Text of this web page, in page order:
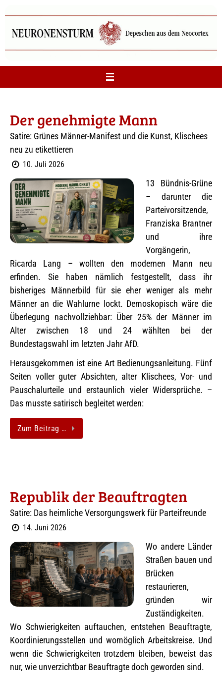
springen
Der genehmigte Mann
Satire: Grünes Männer-Manifest und die Kunst, Klischees
neu zu etikettieren
10. Juli 2026
13 Bündnis-Grüne
– darunter die
Parteivorsitzende,
Franziska Brantner
und ihre
Vorgängerin,
Ricarda Lang – wollten den modernen Mann neu
erfinden. Sie haben nämlich festgestellt, dass ihr
bisheriges Männerbild für sie eher weniger als mehr
Männer an die Wahlurne lockt. Demoskopisch wäre die
Überlegung nachvollziehbar: Über 25% der Männer im
Alter zwischen 18 und 24 wählten bei der
Bundestagswahl im letzten Jahr AfD.
Herausgekommen ist eine Art Bedienungsanleitung. Fünf
Seiten voller guter Absichten, alter Klischees, Vor- und
Pauschalurteile und erstaunlich vieler Widersprüche. –
Das musste satirisch begleitet werden:
Zum Beitrag …
Republik der Beauftragten
Satire: Das heimliche Versorgungswerk für Parteifreunde
14. Juni 2026
Wo andere Länder
Straßen bauen und
Brücken
restaurieren,
gründen wir
Zuständigkeiten.
Wo Schwierigkeiten auftauchen, entstehen Beauftragte,
Koordinierungsstellen und womöglich Arbeitskreise. Und
wenn die Schwierigkeiten trotzdem bleiben, beweist das
nur, wie unverzichtbar Beauftragte doch geworden sind.